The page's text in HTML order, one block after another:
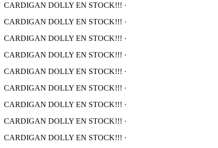
CARDIGAN DOLLY EN STOCK!!! ·
CARDIGAN DOLLY EN STOCK!!! ·
CARDIGAN DOLLY EN STOCK!!! ·
CARDIGAN DOLLY EN STOCK!!! ·
CARDIGAN DOLLY EN STOCK!!! ·
CARDIGAN DOLLY EN STOCK!!! ·
CARDIGAN DOLLY EN STOCK!!! ·
CARDIGAN DOLLY EN STOCK!!! ·
CARDIGAN DOLLY EN STOCK!!! ·